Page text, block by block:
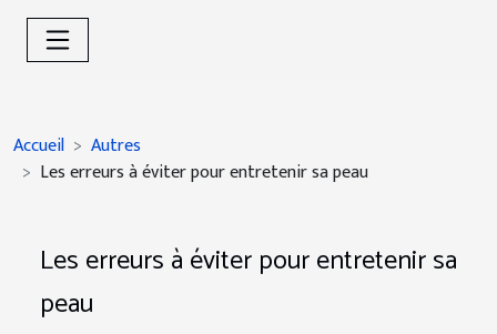
Accueil
Autres
Les erreurs à éviter pour entretenir sa peau
Les erreurs à éviter pour entretenir sa
peau